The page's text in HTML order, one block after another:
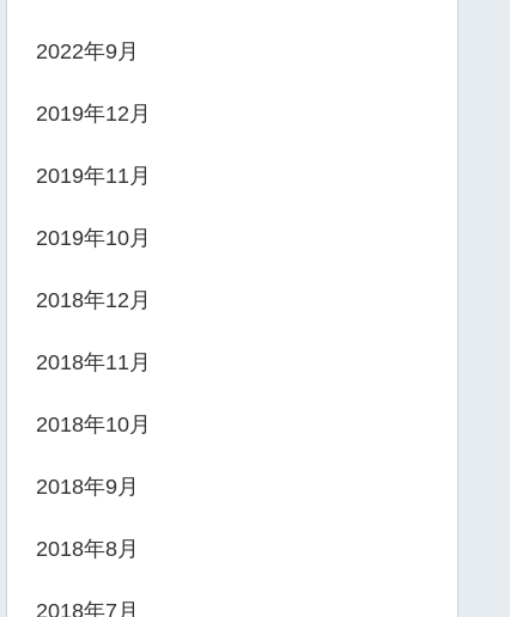
2022年9月
2019年12月
2019年11月
2019年10月
2018年12月
2018年11月
2018年10月
2018年9月
2018年8月
2018年7月